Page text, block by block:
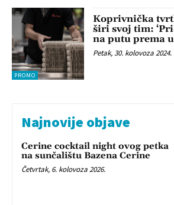
PROMO
Koprivnička
širi svoj tim:
na putu prema
Petak, 30. kolovoza 2024.
Najnovije objave
Cerine cocktail night ovog petka
na sunčalištu Bazena Cerine
Četvrtak, 6. kolovoza 2026.